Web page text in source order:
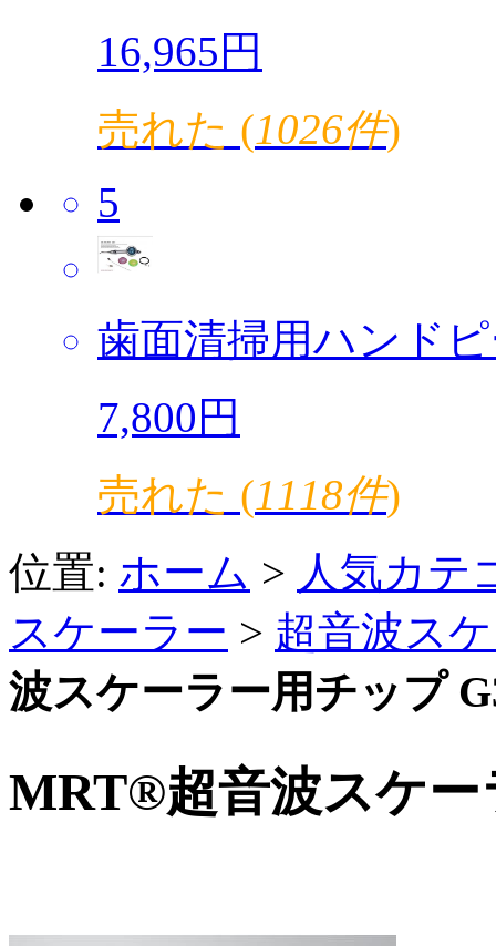
16,965円
売れた (1026件)
5
歯面清掃用ハンド
7,800円
売れた (1118件)
位置: ホーム > 人気カテ
スケーラー > 超音波ス
波スケーラー用チップ
MRT®超音波スケー